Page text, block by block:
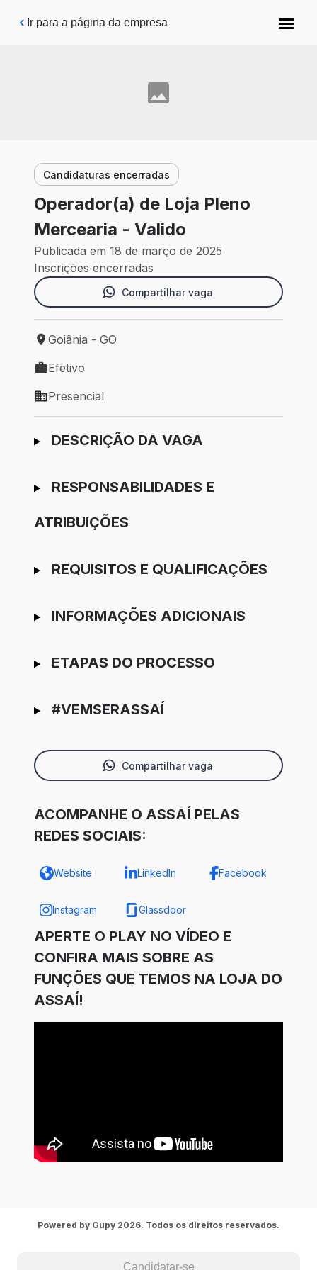
Pular para o conteúdo principal
Ir para a página da empresa
Candidaturas encerradas
Operador(a) de Loja Pleno
Mercearia - Valido
Publicada em 18 de março de 2025
Inscrições encerradas
Compartilhar vaga
Local de trabalho: Goiânia - GO
Goiânia - GO
Tipo de vaga: Efetivo
Efetivo
Modelo de trabalho: Presencial
Presencial
Ir para candidatura
DESCRIÇÃO DA VAGA
RESPONSABILIDADES E
ATRIBUIÇÕES
REQUISITOS E QUALIFICAÇÕES
INFORMAÇÕES ADICIONAIS
ETAPAS DO PROCESSO
#VEMSERASSAÍ
Compartilhar vaga
ACOMPANHE O ASSAÍ PELAS
REDES SOCIAIS:
Website LinkedIn Facebook
Instagram Glassdoor
APERTE O PLAY NO VÍDEO E
CONFIRA MAIS SOBRE AS
FUNÇÕES QUE TEMOS NA LOJA DO
ASSAÍ!
Candidatar-se
Powered by Gupy 2026. Todos os direitos reservados.